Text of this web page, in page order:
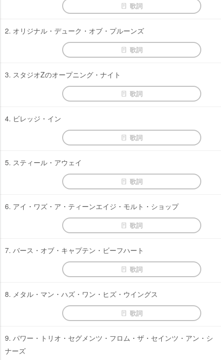
歌詞
2. オリジナル・デューク・オブ・プルーンズ
歌詞
3. スタジオZのオープニング・ナイト
歌詞
4. ビレッジ・イン
歌詞
5. スティール・アウェイ
歌詞
6. アイ・ワズ・ア・ティーンエイジ・モルト・ショップ
歌詞
7. バース・オブ・キャプテン・ビーフハート
歌詞
8. メタル・マン・ハズ・ワン・ヒズ・ウイングス
歌詞
9. パワー・トリオ・セグメンツ・フロム・ザ・セインツ・アン・シ
ナーズ